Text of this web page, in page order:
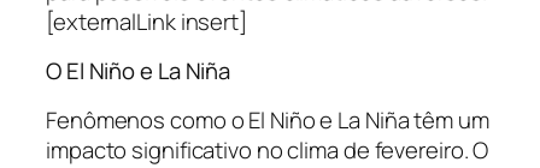
[externalLink insert]
O El Niño e La Niña
Fenômenos como o El Niño e La Niña têm um
impacto significativo no clima de fevereiro. O